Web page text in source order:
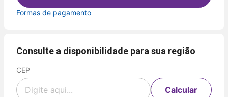
Formas de pagamento
de
Crédito
Parcelamento
Voltar
Consulte a disponibilidade para sua região
CEP
Calcular